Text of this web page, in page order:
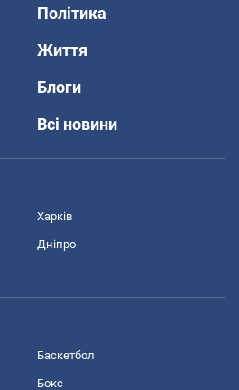
Політика
Життя
Блоги
Всі новини
Харків
Дніпро
Баскетбол
Бокс